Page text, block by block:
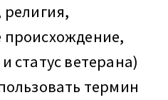
религия,
статус ветерана)
термин